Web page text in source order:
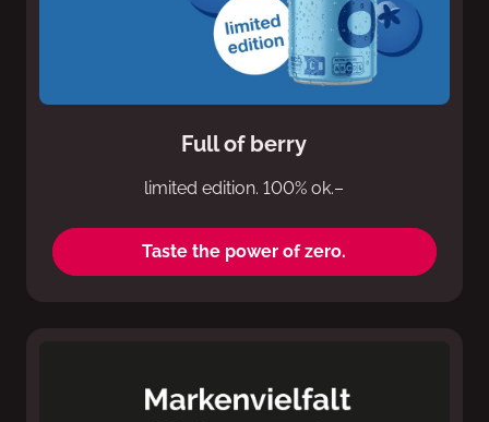
Full of berry
limited edition. 100% ok.–
Taste the power of zero.